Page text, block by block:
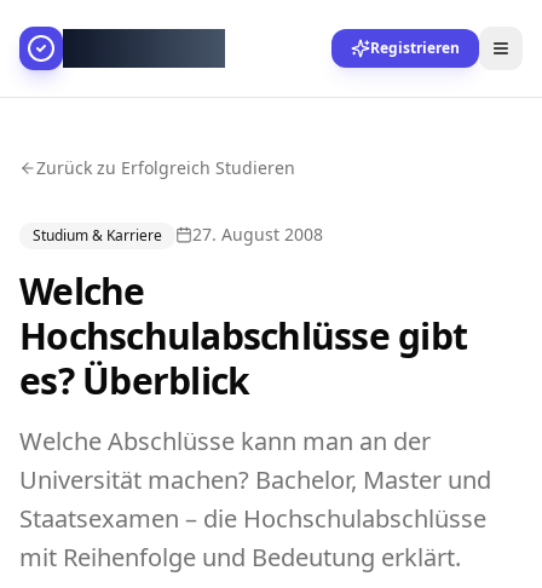
Registrieren
Zurück zu Erfolgreich Studieren
Studium & Karriere 27. August 2008
Welche
Hochschulabschlüsse gibt
es? Überblick
Welche Abschlüsse kann man an der
Universität machen? Bachelor, Master und
Staatsexamen – die Hochschulabschlüsse
mit Reihenfolge und Bedeutung erklärt.